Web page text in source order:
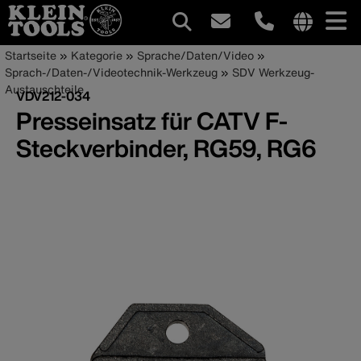
Direkt
zum
Inhalt
links
Hauptnavigation
Pfadnavigation
Startseite Kategorie
Sprache/Daten/Video
Sprach-/Daten-/Videotechnik-Werkzeug
SDV Werkzeug-
Austauschteile
VDV212-034
Presseinsatz für CATV F-
Steckverbinder, RG59, RG6